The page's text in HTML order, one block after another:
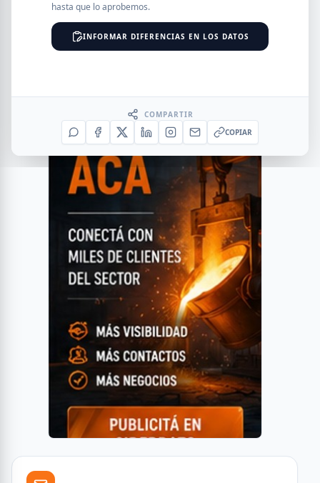
hasta que lo aprobemos.
INFORMAR DIFERENCIAS EN LOS DATOS
COMPARTIR
COPIAR